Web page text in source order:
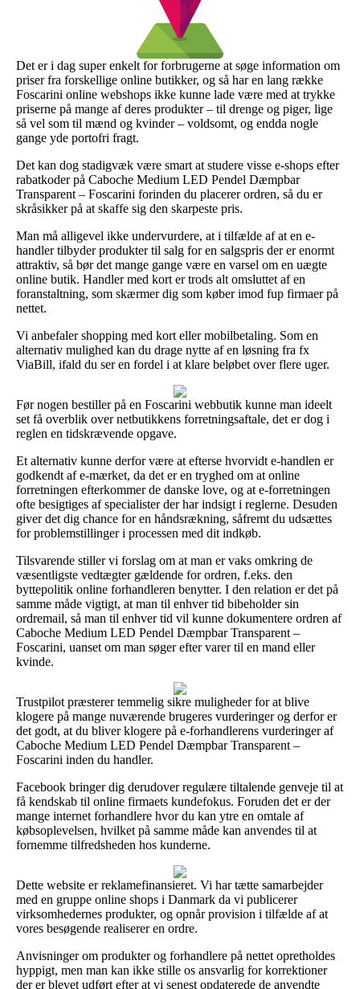
Det er i dag super enkelt for forbrugerne at søge information om
priser fra forskellige online butikker, og så har en lang række
Foscarini online webshops ikke kunne lade være med at trykke
priserne på mange af deres produkter – til drenge og piger, lige
så vel som til mænd og kvinder – voldsomt, og endda nogle
gange yde portofri fragt.
Det kan dog stadigvæk være smart at studere visse e-shops efter
rabatkoder på Caboche Medium LED Pendel Dæmpbar
Transparent – Foscarini forinden du placerer ordren, så du er
skråsikker på at skaffe sig den skarpeste pris.
Man må alligevel ikke undervurdere, at i tilfælde af at en e-
handler tilbyder produkter til salg for en salgspris der er enormt
attraktiv, så bør det mange gange være en varsel om en uægte
online butik. Handler med kort er trods alt omsluttet af en
foranstaltning, som skærmer dig som køber imod fup firmaer på
nettet.
Vi anbefaler shopping med kort eller mobilbetaling. Som en
alternativ mulighed kan du drage nytte af en løsning fra fx
ViaBill, ifald du ser en fordel i at klare beløbet over flere uger.
Før nogen bestiller på en Foscarini webbutik kunne man ideelt
set få overblik over netbutikkens forretningsaftale, det er dog i
reglen en tidskrævende opgave.
Et alternativ kunne derfor være at efterse hvorvidt e-handlen er
godkendt af e-mærket, da det er en tryghed om at online
forretningen efterkommer de danske love, og at e-forretningen
ofte besigtiges af specialister der har indsigt i reglerne. Desuden
giver det dig chance for en håndsrækning, såfremt du udsættes
for problemstillinger i processen med dit indkøb.
Tilsvarende stiller vi forslag om at man er vaks omkring de
væsentligste vedtægter gældende for ordren, f.eks. den
byttepolitik online forhandleren benytter. I den relation er det på
samme måde vigtigt, at man til enhver tid bibeholder sin
ordremail, så man til enhver tid vil kunne dokumentere ordren af
Caboche Medium LED Pendel Dæmpbar Transparent –
Foscarini, uanset om man søger efter varer til en mand eller
kvinde.
Trustpilot præsterer temmelig sikre muligheder for at blive
klogere på mange nuværende brugeres vurderinger og derfor er
det godt, at du bliver klogere på e-forhandlerens vurderinger af
Caboche Medium LED Pendel Dæmpbar Transparent –
Foscarini inden du handler.
Facebook bringer dig derudover regulære tiltalende genveje til at
få kendskab til online firmaets kundefokus. Foruden det er der
mange internet forhandlere hvor du kan ytre en omtale af
købsoplevelsen, hvilket på samme måde kan anvendes til at
fornemme tilfredsheden hos kunderne.
Dette website er reklamefinansieret. Vi har tætte samarbejder
med en gruppe online shops i Danmark da vi publicerer
virksomhedernes produkter, og opnår provision i tilfælde af at
vores besøgende realiserer en ordre.
Anvisninger om produkter og forhandlere på nettet opretholdes
hyppigt, men man kan ikke stille os ansvarlig for korrektioner
der er blevet udført efter at vi senest opdaterede de anvendte